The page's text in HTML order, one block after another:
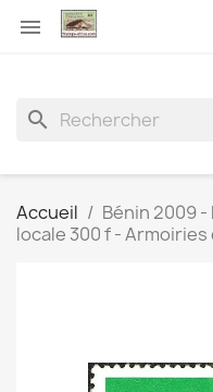

search
Accueil
Bénin 2009 -
locale 300 f -